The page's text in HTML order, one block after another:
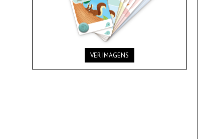
VER IMAGENS